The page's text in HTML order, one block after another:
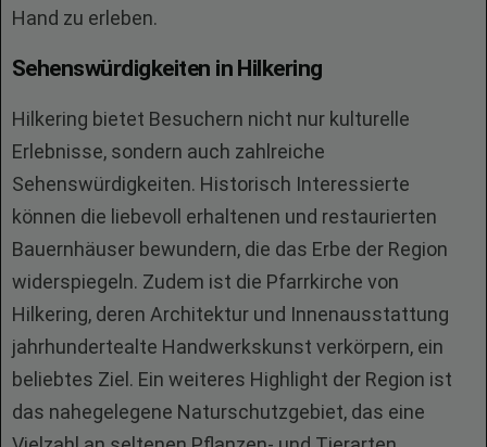
Hand zu erleben.
Sehenswürdigkeiten in Hilkering
Hilkering bietet Besuchern nicht nur kulturelle
Erlebnisse, sondern auch zahlreiche
Sehenswürdigkeiten. Historisch Interessierte
können die liebevoll erhaltenen und restaurierten
Bauernhäuser bewundern, die das Erbe der Region
widerspiegeln. Zudem ist die Pfarrkirche von
Hilkering, deren Architektur und Innenausstattung
jahrhundertealte Handwerkskunst verkörpern, ein
beliebtes Ziel. Ein weiteres Highlight der Region ist
das nahegelegene Naturschutzgebiet, das eine